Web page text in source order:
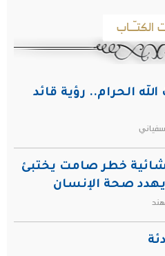
الكتـّـاب
الحرام.. رؤية قائد
خطر صامت يختبئ
صحة الإنسان